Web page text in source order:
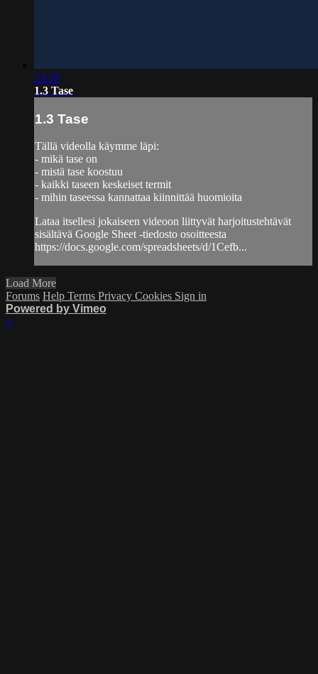
23:29
1.3 Tase
1.3 Tase
Tällä videolla käymme läpi:
- mikä tase on
- mistä tase koostuu
- kaikki taseen keskeiset termit
- mihin taseessa kannattaa kiinnittää huomioita
Lataa itsellesi jokaiseen videoon liittyvät harjoitustehtävät
sisältävä Google Sheet -tiedosto osoitteesta
https://docs.google.com/spreadsheets/d/1Cefb...
Load More
Forums Help Terms Privacy Cookies Sign in
Powered by Vimeo
×